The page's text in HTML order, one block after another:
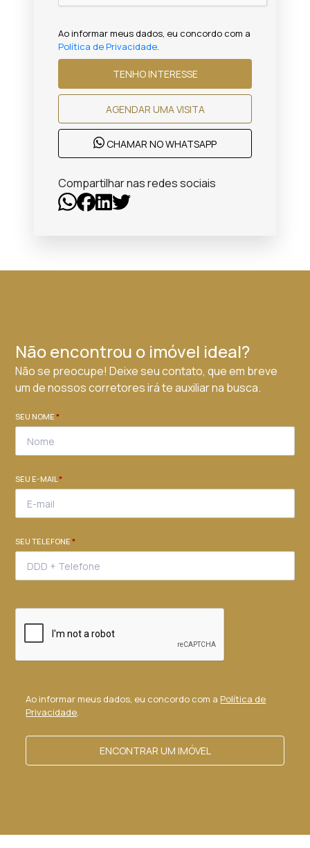
Ao informar meus dados, eu concordo com a
Política de Privacidade.
TENHO INTERESSE
AGENDAR UMA VISITA
CHAMAR NO WHATSAPP
Compartilhar nas redes sociais
Não encontrou o imóvel ideal?
Não se preocupe! Deixe seu contato, que em breve
um de nossos corretores irá te auxiliar na busca.
SEU NOME*
SEU E-MAIL*
SEU TELEFONE*
Ao informar meus dados, eu concordo com a Política de
Privacidade.
ENCONTRAR UM IMÓVEL